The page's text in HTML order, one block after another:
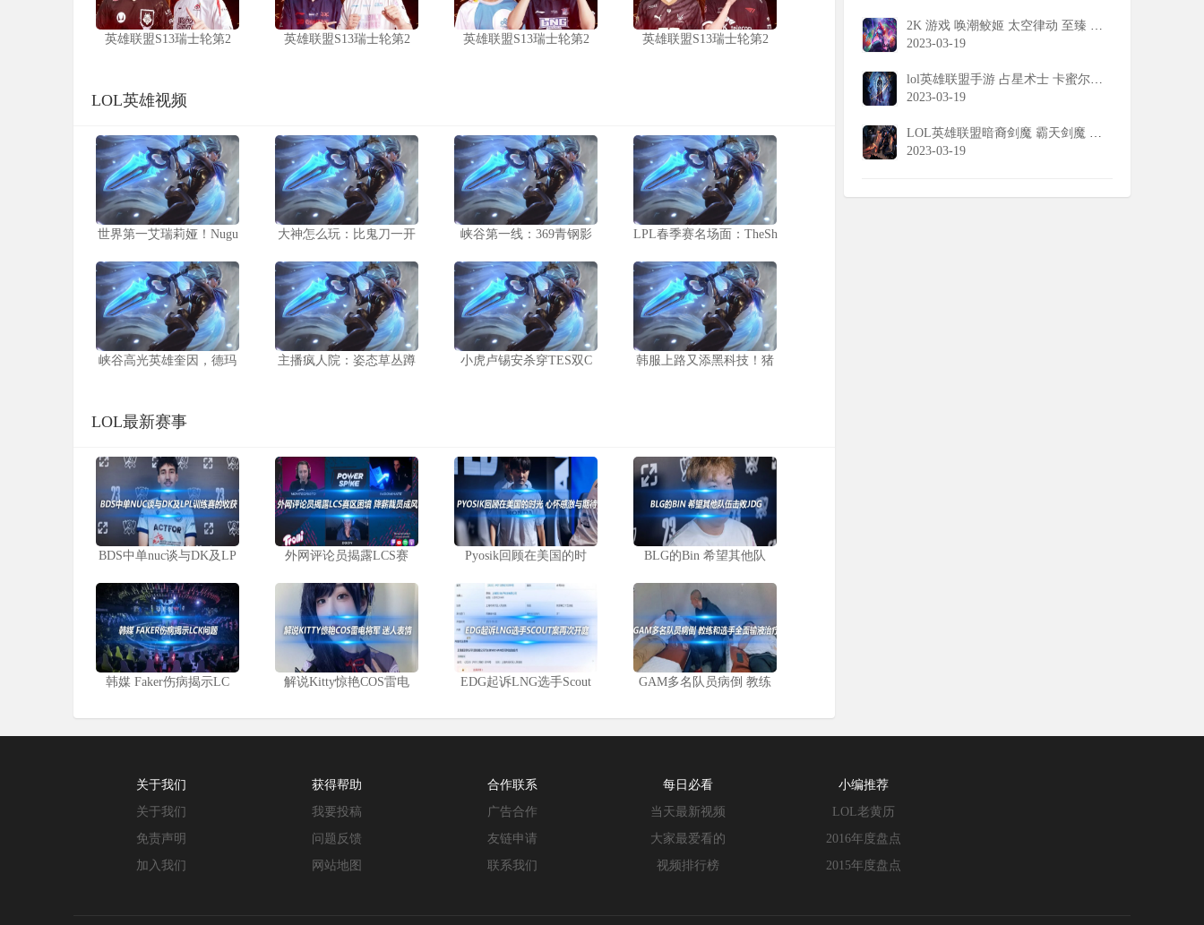
英雄联盟S13瑞士轮第2 英雄联盟S13瑞士轮第2 英雄联盟S13瑞士轮第2 英雄联盟S13瑞士轮第2
LOL英雄视频
世界第一艾瑞莉娅！Nugu 大神怎么玩：比鬼刀一开 峡谷第一线：369青钢影 LPL春季赛名场面：TheSh
峡谷高光英雄奎因，德玛 主播疯人院：姿态草丛蹲 小虎卢锡安杀穿TES双C 韩服上路又添黑科技！猪
LOL最新赛事
BDS中单nuc谈与DK及LP 外网评论员揭露LCS赛 Pyosik回顾在美国的时 BLG的Bin 希望其他队
韩媒 Faker伤病揭示LC 解说Kitty惊艳COS雷电 EDG起诉LNG选手Scout GAM多名队员病倒 教练
2K 游戏 唤潮鲛姬 太空律动 至臻 娜美 LOL 英雄联盟 桌面 壁纸
2023-03-19
lol英雄联盟手游 占星术士 卡蜜尔壁纸
2023-03-19
LOL英雄联盟暗裔剑魔 霸天剑魔 亚托克斯壁纸
2023-03-19
关于我们
关于我们
免责声明
加入我们
获得帮助
我要投稿
问题反馈
网站地图
合作联系
广告合作
友链申请
联系我们
每日必看
当天最新视频
大家最爱看的
视频排行榜
小编推荐
LOL老黄历
2016年度盘点
2015年度盘点